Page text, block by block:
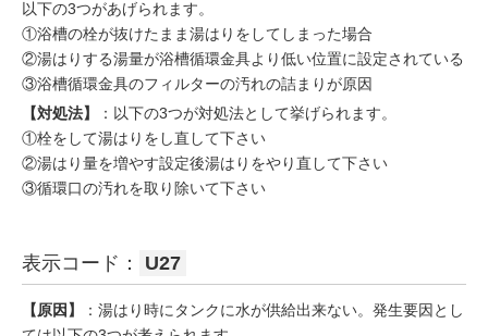
以下の3つがあげられます。
①浴槽の栓が抜けたまま湯はりをしてしまった場合
②湯はりする湯量が浴槽循環金具より低い位置に設定されている
③浴槽循環金具のフィルターの汚れの詰まりが原因
【対処法】
：以下の3つが対処法として挙げられます。
①栓をして湯はりをし直して下さい
②湯はり量を増やす設定後湯はりをやり直して下さい
③循環口の汚れを取り除いて下さい
表示コード： U27
【原因】
：湯はり時にタンクに水が供給出来ない。発生要因とし